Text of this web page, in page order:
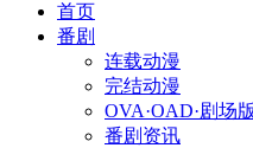
首页
番剧
连载动漫
完结动漫
OVA·OAD·剧场版
番剧资讯